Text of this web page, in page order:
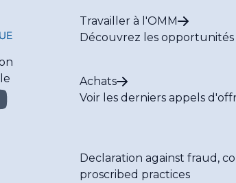
Travailler à l'OMM
Découvrez les opportunités
Achats
Voir les derniers appels
Declaration against fraud,
proscribed practices